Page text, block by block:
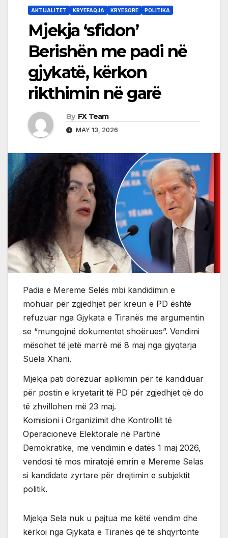
AKTUALITET KRYEFAQJA KRYESORE POLITIKA
Mjekja ‘sfidon’
Berishën me padi në
gjykatë, kërkon
rikthimin në garë
By FX Team
MAY 13, 2026
Padia e Mereme Selës mbi kandidimin e
mohuar për zgjedhjet për kreun e PD është
refuzuar nga Gjykata e Tiranës me argumentin
se “mungojnë dokumentet shoërues”. Vendimi
mësohet të jetë marrë më 8 maj nga gjyqtarja
Suela Xhani.
Mjekja pati dorëzuar aplikimin për të kandiduar
për postin e kryetarit të PD për zgjedhjet që do
të zhvillohen më 23 maj.
Komisioni i Organizimit dhe Kontrollit të
Operacioneve Elektorale në Partinë
Demokratike, me vendimin e datës 1 maj 2026,
vendosi të mos miratojë emrin e Mereme Selas
si kandidate zyrtare për drejtimin e subjektit
politik.
Mjekja Sela nuk u pajtua me këtë vendim dhe
kërkoi nga Gjykata e Tiranës që të shqyrtonte